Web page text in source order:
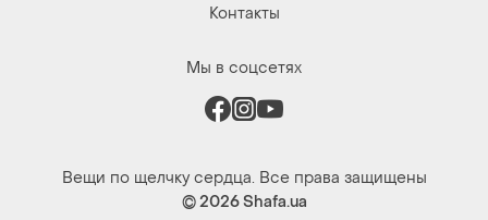
© 2026Shafa.ua